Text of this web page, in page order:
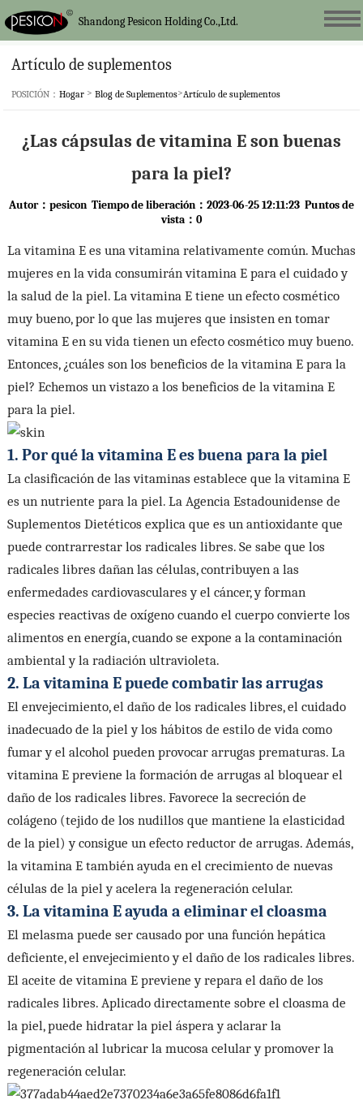
Shandong Pesicon Holding Co.,Ltd.
Artículo de suplementos
POSICIÓN：Hogar >Blog de Suplementos>Artículo de suplementos
¿Las cápsulas de vitamina E son buenas
para la piel?
Autor：pesicon Tiempo de liberación：2023-06-25 12:11:23 Puntos de
vista： 0
La vitamina E es una vitamina relativamente común. Muchas
mujeres en la vida consumirán vitamina E para el cuidado y
la salud de la piel. La vitamina E tiene un efecto cosmético
muy bueno, por lo que las mujeres que insisten en tomar
vitamina E en su vida tienen un efecto cosmético muy bueno.
Entonces, ¿cuáles son los beneficios de la vitamina E para la
piel? Echemos un vistazo a los beneficios de la vitamina E
para la piel.
1. Por qué la vitamina E es buena para la piel
La clasificación de las vitaminas establece que la vitamina E
es un nutriente para la piel. La Agencia Estadounidense de
Suplementos Dietéticos explica que es un antioxidante que
puede contrarrestar los radicales libres. Se sabe que los
radicales libres dañan las células, contribuyen a las
enfermedades cardiovasculares y el cáncer, y forman
especies reactivas de oxígeno cuando el cuerpo convierte los
alimentos en energía, cuando se expone a la contaminación
ambiental y la radiación ultravioleta.
2. La vitamina E puede combatir las arrugas
El envejecimiento, el daño de los radicales libres, el cuidado
inadecuado de la piel y los hábitos de estilo de vida como
fumar y el alcohol pueden provocar arrugas prematuras. La
vitamina E previene la formación de arrugas al bloquear el
daño de los radicales libres. Favorece la secreción de
colágeno (tejido de los nudillos que mantiene la elasticidad
de la piel) y consigue un efecto reductor de arrugas. Además,
la vitamina E también ayuda en el crecimiento de nuevas
células de la piel y acelera la regeneración celular.
3. La vitamina E ayuda a eliminar el cloasma
El melasma puede ser causado por una función hepática
deficiente, el envejecimiento y el daño de los radicales libres.
El aceite de vitamina E previene y repara el daño de los
radicales libres. Aplicado directamente sobre el cloasma de
la piel, puede hidratar la piel áspera y aclarar la
pigmentación al lubricar la mucosa celular y promover la
regeneración celular.